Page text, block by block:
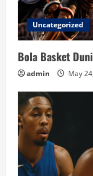
Uncategorized
Bola Basket
admin May